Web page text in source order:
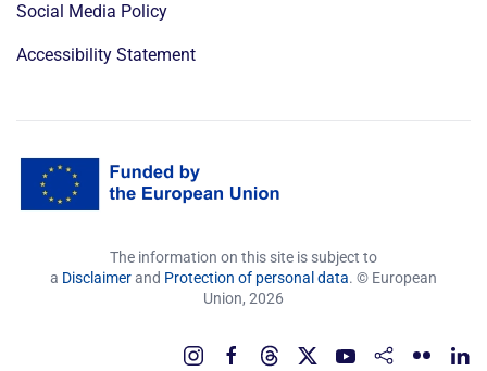
Social Media Policy
Accessibility Statement
The information on this site is subject to
a Disclaimerand Protection of personal data. © European
Union, 2026